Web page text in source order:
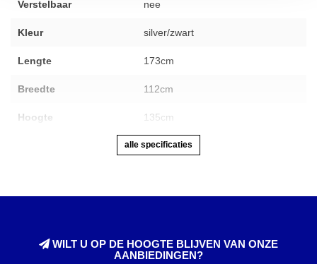
Verstelbaar nee
Kleur silver/zwart
Lengte 173cm
Breedte 112cm
Hoogte 135cm
alle specificaties
WILT U OP DE HOOGTE BLIJVEN VAN ONZE
AANBIEDINGEN?